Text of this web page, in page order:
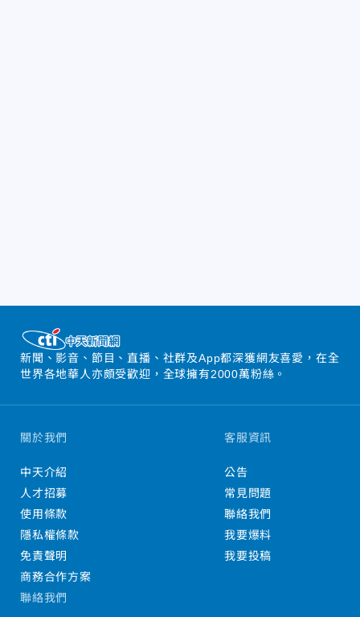
新聞、影音、節目、直播、社群及App都深獲網友喜愛，在全
世界各地華人亦頗受歡迎，全球擁有2000萬粉絲。
關於我們
中天介紹
人才招募
使用條款
隱私權條款
免責聲明
商務合作方案
客服資訊
公告
常見問題
聯絡我們
我要爆料
我要投稿
聯絡我們